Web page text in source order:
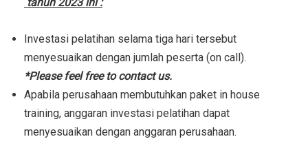
Investasi pelatihan selama tiga hari tersebut
menyesuaikan dengan jumlah peserta (on call).
*Please feel free to contact us.
Apabila perusahaan membutuhkan paket in house
training, anggaran investasi pelatihan dapat
menyesuaikan dengan anggaran perusahaan.